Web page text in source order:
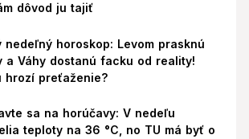
dôvod ju tajiť
nedeľný horoskop: Levom prasknú
a Váhy dostanú facku od reality!
hrozí preťaženie?
sa na horúčavy: V nedeľu
teploty na 36 °C, no TU má byť o